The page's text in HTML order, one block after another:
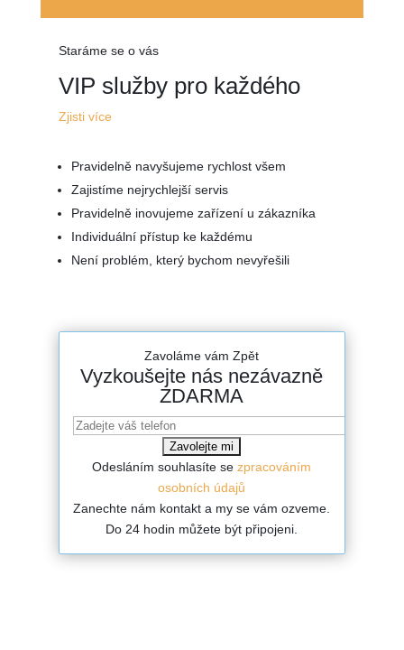
Staráme se o vás
VIP služby pro každého
Zjisti více
Pravidelně navyšujeme rychlost všem
Zajistíme nejrychlejší servis
Pravidelně inovujeme zařízení u zákazníka
Individuální přístup ke každému
Není problém, který bychom nevyřešili
Zavoláme vám Zpět
Vyzkoušejte nás nezávazně
ZDARMA
Odesláním souhlasíte sezpracováním
osobních údajů
Zanechte nám kontakt a my se vám ozveme.
Do 24 hodin můžete být připojeni.